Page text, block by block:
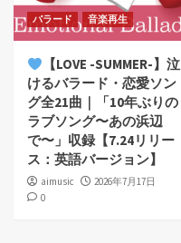
バラード 音楽再生
【LOVE -SUMMER-】泣
けるバラード・恋愛ソン
グ全21曲｜「10年ぶりの
ラブソング〜あの浜辺
で〜」収録【7.24リリー
ス：英語バージョン】
aimusic
2026年7月17日
0